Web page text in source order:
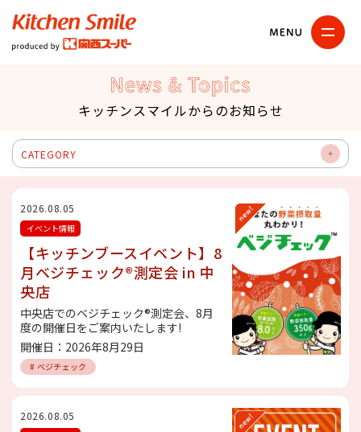
キッチンスマイル
News & Topics
キッチンスマイルからのお知らせ
CATEGORY
OP
2026.08.05
イベント情報
【キッチンブースイベント】8
月ベジチェック®測定会 in 中
央店
中央店でのベジチェック®測定会、8月
度の開催日をご案内いたします!
開催日：2026年8月29日
# ベジチェック
2026.08.05